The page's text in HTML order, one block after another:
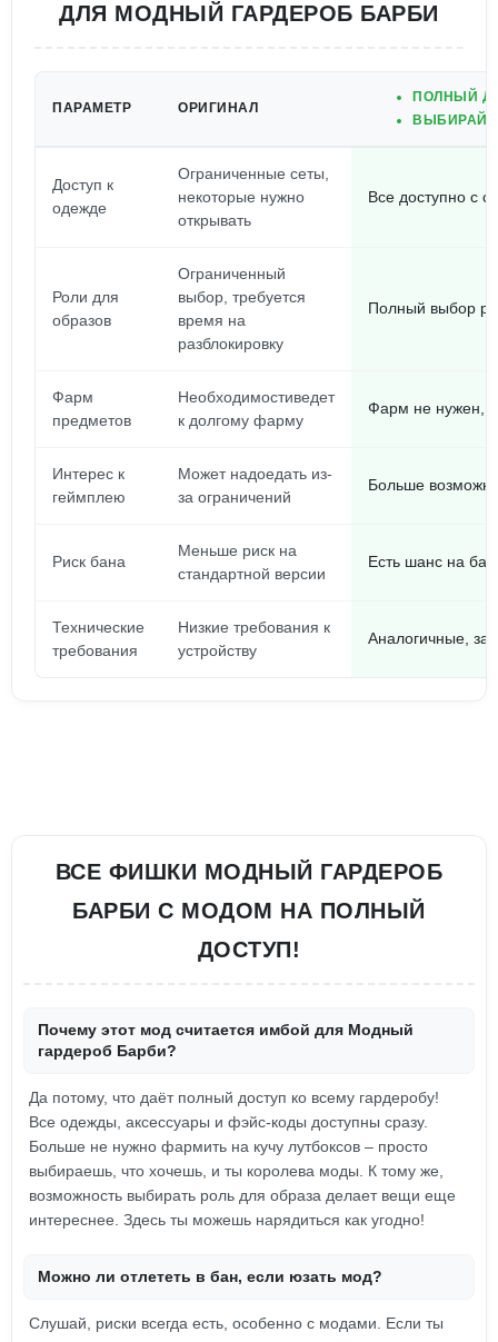
ДЛЯ МОДНЫЙ ГАРДЕРОБ БАРБИ
ПАРАМЕТР ОРИГИНАЛ
ПОЛНЫЙ
Доступ к
одежде
Ограниченные сеты,
некоторые нужно
открывать
Все доступно с
Роли для
образов
Ограниченный
выбор, требуется
время на
разблокировку
Полный выбор
Фарм
предметов
Необходимостиведет
к долгому фарму
Фарм не нужен,
Интерес к
геймплею
Может надоедать из-
за ограничений
Больше
Риск бана
Меньше риск на
стандартной версии
Есть шанс на
Технические
требования
Низкие требования к
устройству
Аналогичные,
ВСЕ ФИШКИ МОДНЫЙ ГАРДЕРОБ
БАРБИ С МОДОМ НА ПОЛНЫЙ
ДОСТУП!
Почему этот мод считается имбой для Модный
гардероб Барби?
Да потому, что даёт полный доступ ко всему гардеробу!
Все одежды, аксессуары и фэйс-коды доступны сразу.
Больше не нужно фармить на кучу лутбоксов – просто
выбираешь, что хочешь, и ты королева моды. К тому же,
возможность выбирать роль для образа делает вещи еще
интереснее. Здесь ты можешь нарядиться как угодно!
Можно ли отлететь в бан, если юзать мод?
Слушай, риски всегда есть, особенно с модами. Если ты